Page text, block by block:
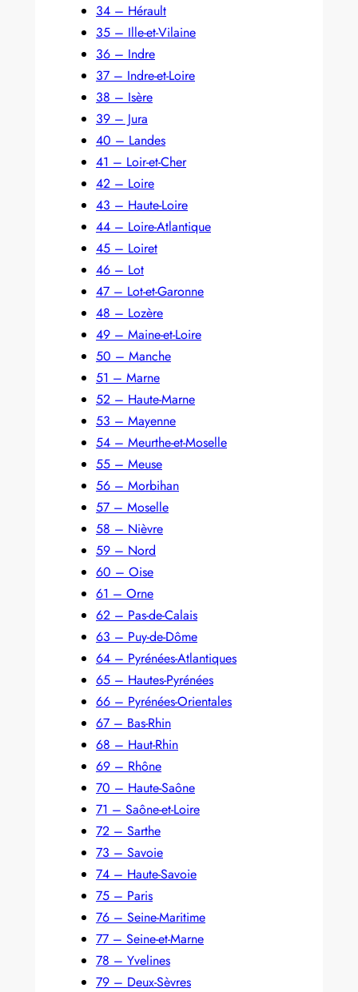
34 – Hérault
35 – Ille-et-Vilaine
36 – Indre
37 – Indre-et-Loire
38 – Isère
39 – Jura
40 – Landes
41 – Loir-et-Cher
42 – Loire
43 – Haute-Loire
44 – Loire-Atlantique
45 – Loiret
46 – Lot
47 – Lot-et-Garonne
48 – Lozère
49 – Maine-et-Loire
50 – Manche
51 – Marne
52 – Haute-Marne
53 – Mayenne
54 – Meurthe-et-Moselle
55 – Meuse
56 – Morbihan
57 – Moselle
58 – Nièvre
59 – Nord
60 – Oise
61 – Orne
62 – Pas-de-Calais
63 – Puy-de-Dôme
64 – Pyrénées-Atlantiques
65 – Hautes-Pyrénées
66 – Pyrénées-Orientales
67 – Bas-Rhin
68 – Haut-Rhin
69 – Rhône
70 – Haute-Saône
71 – Saône-et-Loire
72 – Sarthe
73 – Savoie
74 – Haute-Savoie
75 – Paris
76 – Seine-Maritime
77 – Seine-et-Marne
78 – Yvelines
79 – Deux-Sèvres